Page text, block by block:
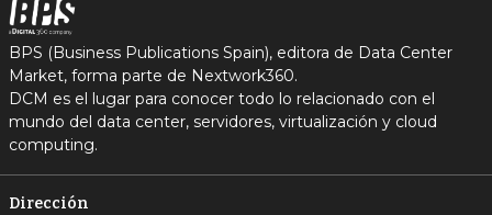
BPS (Business Publications Spain), editora de Data Center
Market, forma parte de Nextwork360.
DCM es el lugar para conocer todo lo relacionado con el
mundo del data center, servidores, virtualización y cloud
computing.
Dirección